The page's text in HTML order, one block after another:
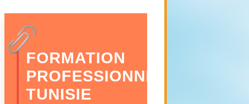
FORMATION
PROFESSIONNELLE
TUNISIE